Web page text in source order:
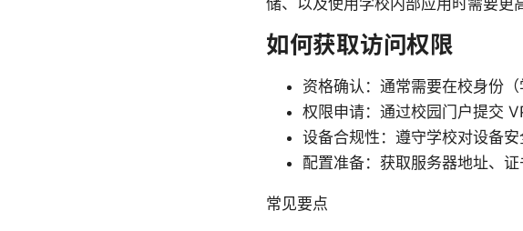
储、以及使用学校内部应用时需要更
如何获取访问权限
资格确认：通常需要在校身份
权限申请：通过校园门户提交
设备合规性：遵守学校对设备
配置准备：获取服务器地址、
常见要点